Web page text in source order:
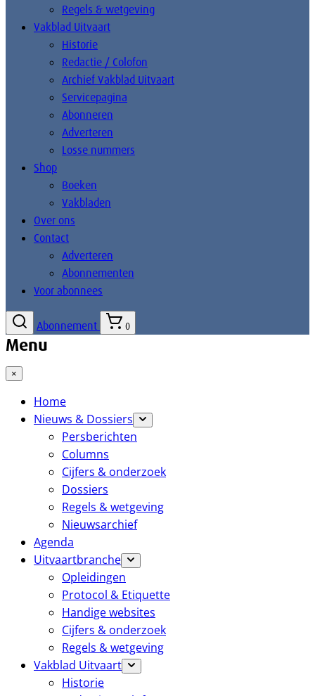
Regels & wetgeving
Vakblad Uitvaart
Historie
Redactie / Colofon
Archief Vakblad Uitvaart
Servicepagina
Abonneren
Adverteren
Losse nummers
Shop
Boeken
Vakbladen
Over ons
Contact
Adverteren
Abonnementen
Voor abonnees
Abonnement 0
Menu
×
Home
Nieuws & Dossiers
Persberichten
Columns
Cijfers & onderzoek
Dossiers
Regels & wetgeving
Nieuwsarchief
Agenda
Uitvaartbranche
Opleidingen
Protocol & Etiquette
Handige websites
Cijfers & onderzoek
Regels & wetgeving
Vakblad Uitvaart
Historie